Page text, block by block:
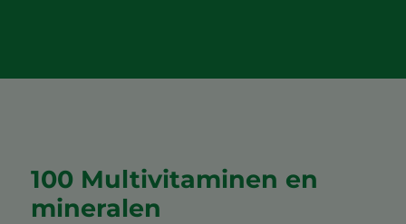
100 Multivitaminen en
mineralen